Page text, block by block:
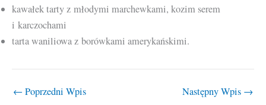
kawałek tarty z młodymi marchewkami, kozim serem
i karczochami
tarta waniliowa z borówkami amerykańskimi.
← Poprzedni Wpis Następny Wpis →